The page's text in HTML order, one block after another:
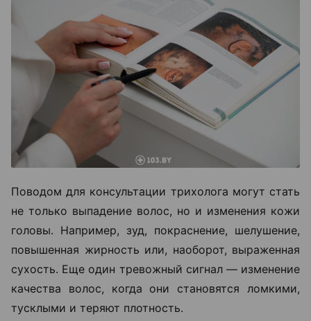
Поводом для консультации трихолога могут стать
не только выпадение волос, но и изменения кожи
головы. Например, зуд, покраснение, шелушение,
повышенная жирность или, наоборот, выраженная
сухость. Еще один тревожный сигнал — изменение
качества волос, когда они становятся ломкими,
тусклыми и теряют плотность.